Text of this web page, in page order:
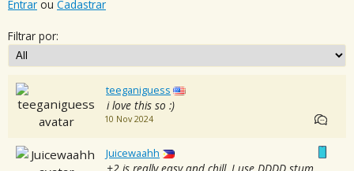
Entrar ou Cadastrar
Filtrar por:
teeganiguess
i love this so :)
10 Nov 2024
Juicewaahh
+2 is really easy and chill, I use DDDD stum.